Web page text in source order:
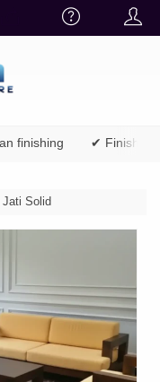
✔ Finishing
Jati Solid